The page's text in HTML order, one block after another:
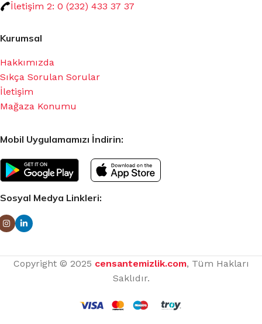
İletişim 2: 0 (232) 433 37 37
Kurumsal
Hakkımızda
Sıkça Sorulan Sorular
İletişim
Mağaza Konumu
Mobil Uygulamamızı İndirin:
Sosyal Medya Linkleri:
Copyright © 2025 censantemizlik.com, Tüm Hakları
Saklıdır.